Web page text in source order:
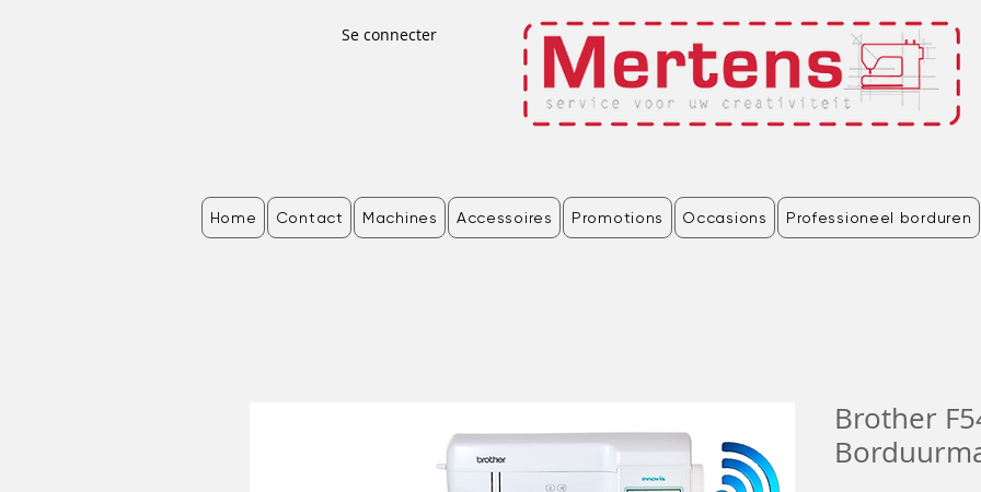
Se connecter
Home Contact Machines Accessoires Promotions Occasions Professioneel borduren
Brother